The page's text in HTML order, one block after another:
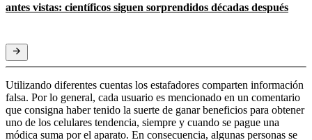
antes vistas: científicos siguen sorprendidos décadas después
Utilizando diferentes cuentas los estafadores comparten información
falsa. Por lo general, cada usuario es mencionado en un comentario
que consigna haber tenido la suerte de ganar beneficios para obtener
uno de los celulares tendencia, siempre y cuando se pague una
módica suma por el aparato. En consecuencia, algunas personas se